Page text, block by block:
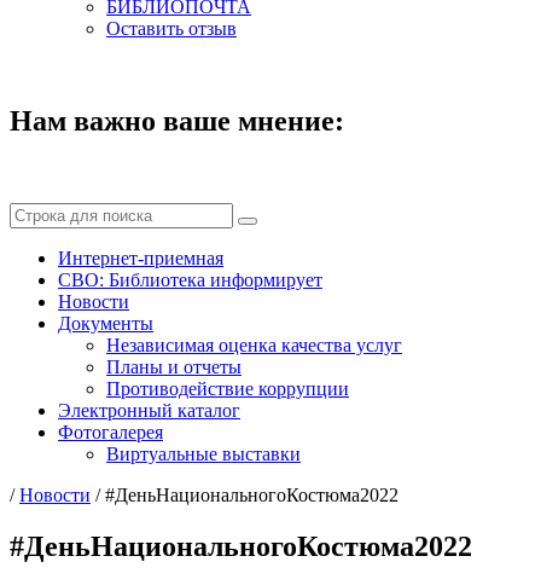
БИБЛИОПОЧТА
Оставить отзыв
Нам важно ваше мнение:
Интернет-приемная
СВО: Библиотека информирует
Новости
Документы
Независимая оценка качества услуг
Планы и отчеты
Противодействие коррупции
Электронный каталог
Фотогалерея
Виртуальные выставки
/Новости /#ДеньНациональногоКостюма2022
#ДеньНациональногоКостюма2022